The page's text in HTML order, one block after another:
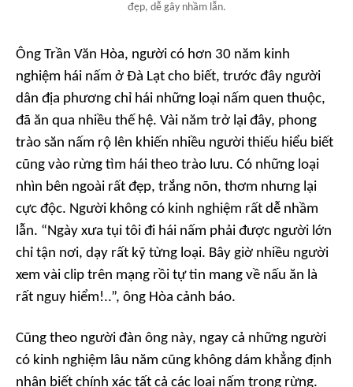
đẹp, dễ gây nhầm lẫn.
Ông Trần Văn Hòa, người có hơn 30 năm kinh
nghiệm hái nấm ở Đà Lạt cho biết, trước đây người
dân địa phương chỉ hái những loại nấm quen thuộc,
đã ăn qua nhiều thế hệ. Vài năm trở lại đây, phong
trào săn nấm rộ lên khiến nhiều người thiếu hiểu biết
cũng vào rừng tìm hái theo trào lưu. Có những loại
nhìn bên ngoài rất đẹp, trắng nõn, thơm nhưng lại
cực độc. Người không có kinh nghiệm rất dễ nhầm
lẫn. “Ngày xưa tụi tôi đi hái nấm phải được người lớn
chỉ tận nơi, dạy rất kỹ từng loại. Bây giờ nhiều người
xem vài clip trên mạng rồi tự tin mang về nấu ăn là
rất nguy hiểm!..”, ông Hòa cảnh báo.
Cũng theo người đàn ông này, ngay cả những người
có kinh nghiệm lâu năm cũng không dám khẳng định
nhận biết chính xác tất cả các loại nấm trong rừng.